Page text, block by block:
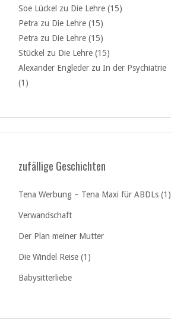
Soe Lückel zu Die Lehre (15)
Petra zu Die Lehre (15)
Petra zu Die Lehre (15)
Stückel zu Die Lehre (15)
Alexander Engleder zu In der Psychiatrie
(1)
zufällige Geschichten
Tena Werbung – Tena Maxi für ABDLs (1)
Verwandschaft
Der Plan meiner Mutter
Die Windel Reise (1)
Babysitterliebe